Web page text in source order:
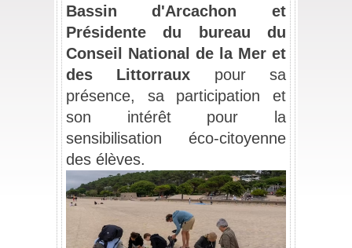
Bassin d'Arcachon et
Présidente du bureau du
Conseil National de la Mer et
des Littorraux pour sa
présence, sa participation et
son intérêt pour la
sensibilisation éco-citoyenne
des élèves.